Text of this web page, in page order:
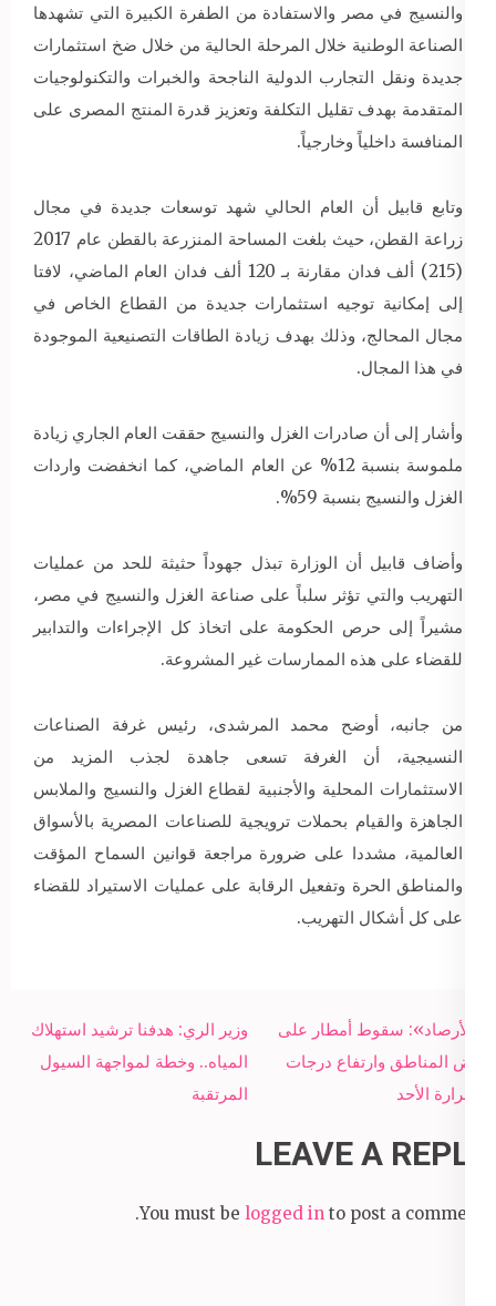
والنسيج في مصر والاستفادة من الطفرة الكبيرة التي تشهدها
الصناعة الوطنية خلال المرحلة الحالية من خلال ضخ استثمارات
جديدة ونقل التجارب الدولية الناجحة والخبرات والتكنولوجيات
المتقدمة بهدف تقليل التكلفة وتعزيز قدرة المنتج المصرى على
المنافسة داخلياً وخارجياً.
وتابع قابيل أن العام الحالي شهد توسعات جديدة في مجال
زراعة القطن، حيث بلغت المساحة المنزرعة بالقطن عام 2017
(215) ألف فدان مقارنة بـ 120 ألف فدان العام الماضي، لافتا
إلى إمكانية توجيه استثمارات جديدة من القطاع الخاص في
مجال المحالج، وذلك بهدف زيادة الطاقات التصنيعية الموجودة
في هذا المجال.
وأشار إلى أن صادرات الغزل والنسيج حققت العام الجاري زيادة
ملموسة بنسبة 12% عن العام الماضي، كما انخفضت واردات
الغزل والنسيج بنسبة 59%.
وأضاف قابيل أن الوزارة تبذل جهوداً حثيثة للحد من عمليات
التهريب والتي تؤثر سلباً على صناعة الغزل والنسيج في مصر،
مشيراً إلى حرص الحكومة على اتخاذ كل الإجراءات والتدابير
للقضاء على هذه الممارسات غير المشروعة.
من جانبه، أوضح محمد المرشدى، رئيس غرفة الصناعات
النسيجية، أن الغرفة تسعى جاهدة لجذب المزيد من
الاستثمارات المحلية والأجنبية لقطاع الغزل والنسيج والملابس
الجاهزة والقيام بحملات ترويجية للصناعات المصرية بالأسواق
العالمية، مشددا على ضرورة مراجعة قوانين السماح المؤقت
والمناطق الحرة وتفعيل الرقابة على عمليات الاستيراد للقضاء
على كل أشكال التهريب.
Post
navigation
وزير الري: هدفنا ترشيد استهلاك
المياه.. وخطة لمواجهة السيول
المرتقبة
«الأرصاد»: سقوط أمطار على
بعض المناطق وارتفاع درجات
الحرارة الأحد
LEAVE A REPLY
You must be logged in to post a comment.